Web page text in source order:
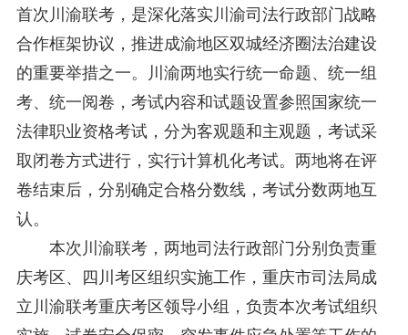
首次川渝联考，是深化落实川渝司法行政部门战略
合作框架协议，推进成渝地区双城经济圈法治建设
的重要举措之一。川渝两地实行统一命题、统一组
考、统一阅卷，考试内容和试题设置参照国家统一
法律职业资格考试，分为客观题和主观题，考试采
取闭卷方式进行，实行计算机化考试。两地将在评
卷结束后，分别确定合格分数线，考试分数两地互
认。
本次川渝联考，两地司法行政部门分别负责重
庆考区、四川考区组织实施工作，重庆市司法局成
立川渝联考重庆考区领导小组，负责本次考试组织